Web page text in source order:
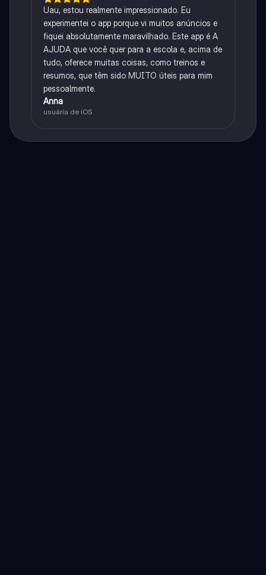
Uau, estou realmente impressionado. Eu
experimentei o app porque vi muitos anúncios e
fiquei absolutamente maravilhado. Este app é A
AJUDA que você quer para a escola e, acima de
tudo, oferece muitas coisas, como treinos e
resumos, que têm sido MUITO úteis para mim
pessoalmente.
Anna
usuária de iOS